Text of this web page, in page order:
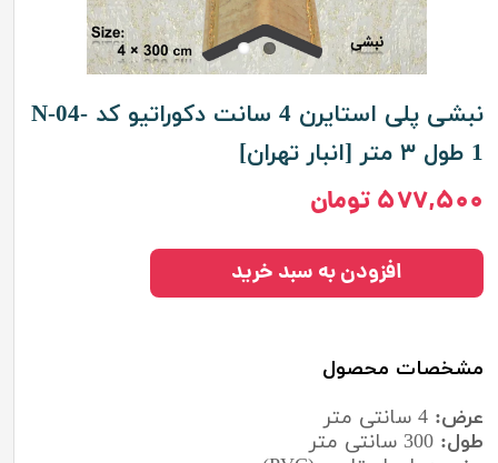
نبشی پلی استایرن 4 سانت دکوراتیو کد N-04-
1 طول ۳ متر [انبار تهران]
۵۷۷,۵۰۰ تومان
مشخصات محصول
عرض: 4 سانتی متر
طول: 300 سانتی متر
افزودن به سبد خرید